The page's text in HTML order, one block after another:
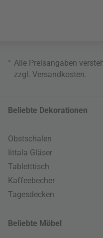
* Alle Preisangaben
zzgl. Versandkosten
Beliebte Dekorationen
Obstschalen
Iittala Gläser
Tabletttisch
Kaffeebecher
Tagesdecken
Beliebte Möbel